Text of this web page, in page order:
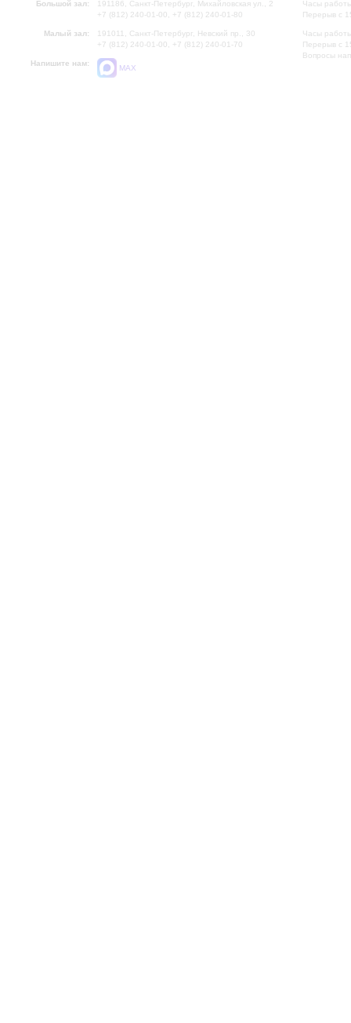
Большой зал:
191186, Санкт-Петербург, Михайловская ул., 2
+7 (812) 240-01-00, +7 (812) 240-01-80
Малый зал:
191011, Санкт-Петербург, Невский пр., 30
+7 (812) 240-01-00, +7 (812) 240-01-70
Напишите нам:
MAX
Часы
Перерыв с
Часы
Перерыв с
Вопросы